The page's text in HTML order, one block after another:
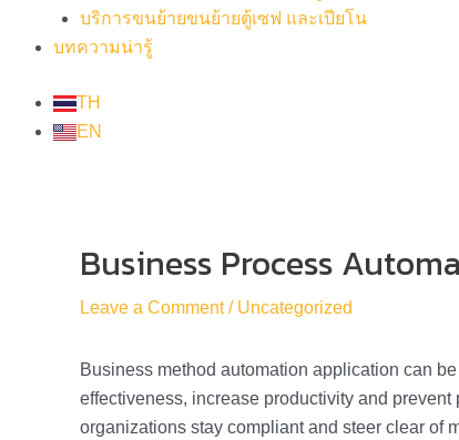
บริการขนย้ายขนย้ายตู้เซฟ และเปียโน
บทความน่ารู้
TH
EN
Business Process
Leave a Comment / Uncategorized
Business method automation application can
effectiveness, increase productivity and
organizations stay compliant and steer clear of
Post